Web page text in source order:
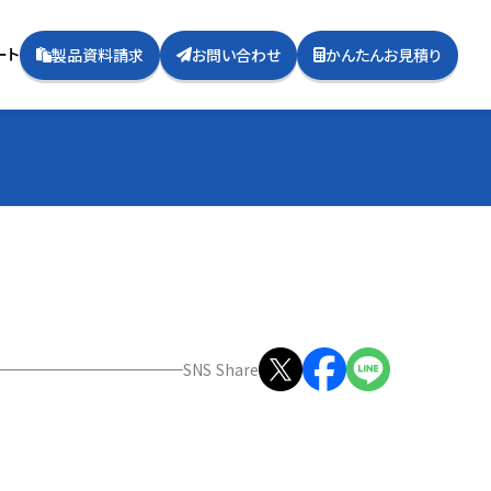
ト 製品資料請求 お問い合わせ かんたんお見積り
SNS Share